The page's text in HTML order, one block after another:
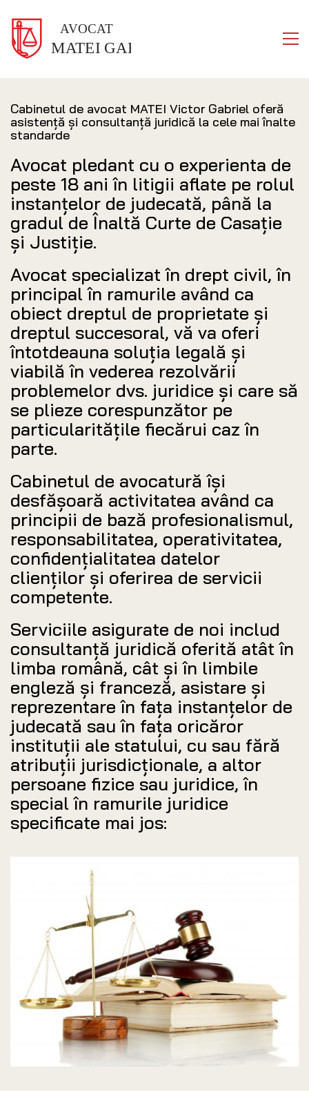
Cabinetul de avocat MATEI Victor Gabriel oferă
asistență și consultanță juridică la cele mai înalte
standarde
Avocat pledant cu o experienta de
peste 18 ani în litigii aflate pe rolul
instanţelor de judecată, până la
gradul de Înaltă Curte de Casație
și Justiție.
Avocat specializat în drept civil, în
principal în ramurile având ca
obiect dreptul de proprietate și
dreptul succesoral, vă va oferi
întotdeauna soluția legală și
viabilă în vederea rezolvării
problemelor dvs. juridice și care să
se plieze corespunzător pe
particularitățile fiecărui caz în
parte.
Cabinetul de avocatură își
desfășoară activitatea având ca
principii de bază profesionalismul,
responsabilitatea, operativitatea,
confidențialitatea datelor
clienților și oferirea de servicii
competente.
Serviciile asigurate de noi includ
consultanță juridică oferită atât în
limba română, cât și în limbile
engleză și franceză, asistare și
reprezentare în fața instanțelor de
judecată sau în fața oricăror
instituții ale statului, cu sau fără
atribuții jurisdicționale, a altor
persoane fizice sau juridice, în
special în ramurile juridice
specificate mai jos: